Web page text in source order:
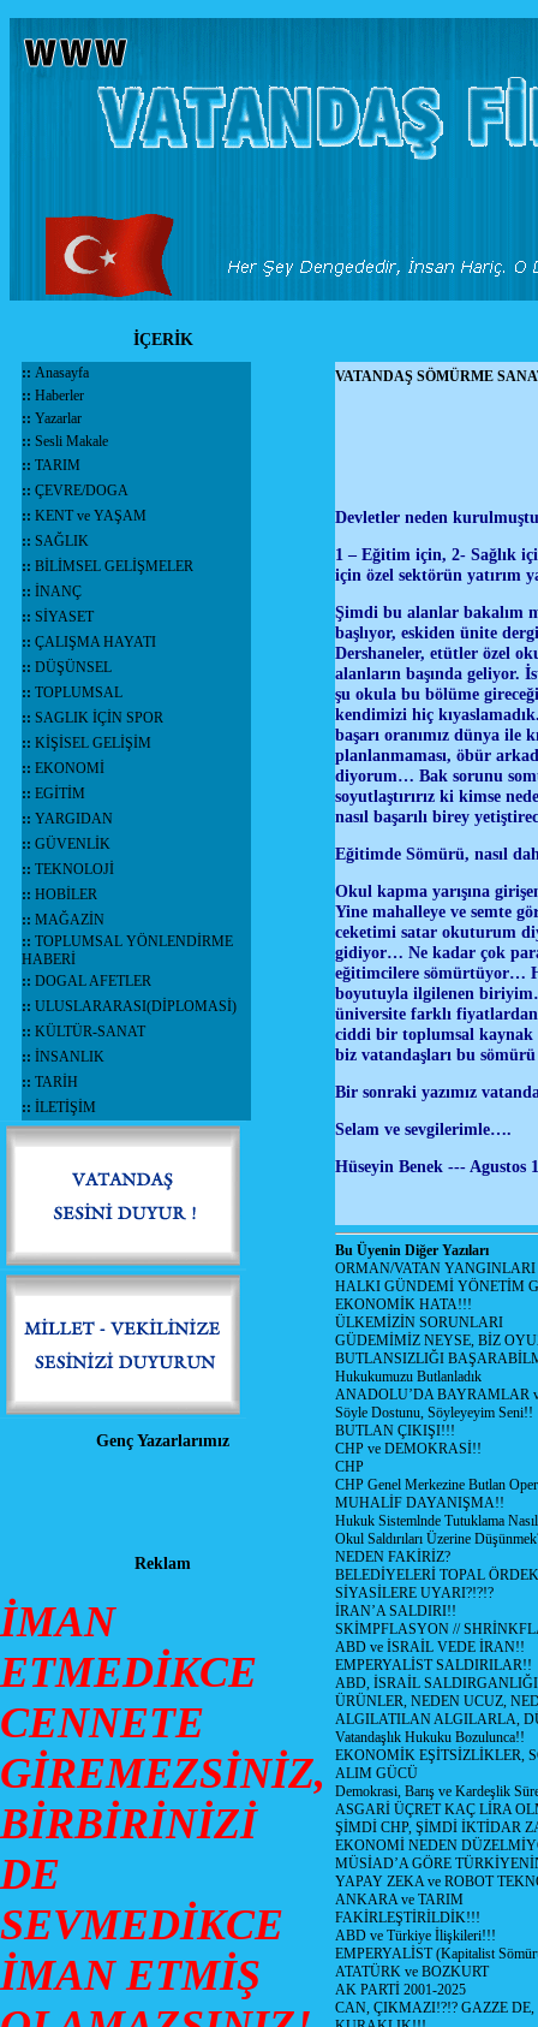
İÇERİK
:: Anasayfa
:: Haberler
:: Yazarlar
:: Sesli Makale
:: TARIM
:: ÇEVRE/DOGA
:: KENT ve YAŞAM
:: SAĞLIK
:: BİLİMSEL GELİŞMELER
:: İNANÇ
:: SİYASET
:: ÇALIŞMA HAYATI
:: DÜŞÜNSEL
:: TOPLUMSAL
:: SAGLIK İÇİN SPOR
:: KİŞİSEL GELİŞİM
:: EKONOMİ
:: EGİTİM
:: YARGIDAN
:: GÜVENLİK
:: TEKNOLOJİ
:: HOBİLER
:: MAĞAZİN
:: TOPLUMSAL YÖNLENDİRME
HABERİ
:: DOGAL AFETLER
:: ULUSLARARASI(DİPLOMASİ)
:: KÜLTÜR-SANAT
:: İNSANLIK
:: TARİH
:: İLETİŞİM
Genç Yazarlarımız
Reklam
İMAN
ETMEDİKCE
CENNETE
GİREMEZSİNİZ,
BİRBİRİNİZİ
DE
SEVMEDİKCE
İMAN ETMİŞ
VATANDAŞ SÖMÜRME
Devletler neden
1 – Eğitim için, 2- Sağlık
için özel sektörün yatırım
Şimdi bu alanlar bakalım
başlıyor, eskiden ünite
Dershaneler, etütler özel
alanların başında geliyor.
şu okula bu bölüme
kendimizi hiç
başarı oranımız dünya ile
planlanmaması, öbür
diyorum… Bak sorunu
soyutlaştırırız ki kimse
nasıl başarılı birey
Eğitimde Sömürü, nasıl
Okul kapma yarışına
Yine mahalleye ve semte
ceketimi satar okuturum
gidiyor… Ne kadar çok
eğitimcilere sömürtüyor…
boyutuyla ilgilenen
üniversite farklı
ciddi bir toplumsal kaynak
biz vatandaşları bu
Bir sonraki yazımız
Selam ve sevgilerimle….
Hüseyin Benek --- Agustos
Bu Üyenin Diğer Yazıları
ORMAN/VATAN
HALKI GÜNDEMİ YÖNETİM
EKONOMİK HATA!!!
ÜLKEMİZİN SORUNLARI
GÜDEMİMİZ NEYSE, BİZ
BUTLANSIZLIĞI
Hukukumuzu Butlanladık
ANADOLU’DA BAYRAMLAR
Söyle Dostunu, Söyleyeyim Seni!!
BUTLAN ÇIKIŞI!!!
CHP ve DEMOKRASİ!!
CHP
CHP Genel Merkezine Butlan
MUHALİF DAYANIŞMA!!
Hukuk Sistemlnde Tutuklama
Okul Saldırıları Üzerine
NEDEN FAKİRİZ?
BELEDİYELERİ TOPAL
SİYASİLERE UYARI?!?!?
İRAN’A SALDIRI!!
SKİMPFLASYON //
ABD ve İSRAİL VEDE İRAN!!
EMPERYALİST SALDIRILAR!!
ABD, İSRAİL SALDIRGANLIĞI
ÜRÜNLER, NEDEN UCUZ,
ALGILATILAN ALGILARLA,
Vatandaşlık Hukuku Bozulunca!!
EKONOMİK EŞİTSİZLİKLER,
ALIM GÜCÜ
Demokrasi, Barış ve Kardeşlik
ASGARİ ÜÇRET KAÇ LİRA
ŞİMDİ CHP, ŞİMDİ İKTİDAR
EKONOMİ NEDEN
MÜSİAD’A GÖRE
YAPAY ZEKA ve ROBOT
ANKARA ve TARIM
FAKİRLEŞTİRİLDİK!!!
ABD ve Türkiye İlişkileri!!!
EMPERYALİST (Kapitalist
ATATÜRK ve BOZKURT
AK PARTİ 2001-2025
CAN, ÇIKMAZI!?!? GAZZE